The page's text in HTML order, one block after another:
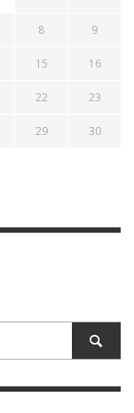
8 9
15 16
22 23
29 30